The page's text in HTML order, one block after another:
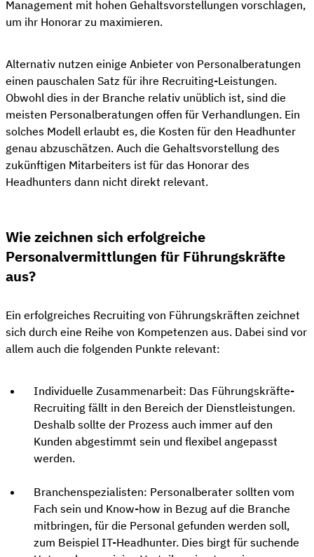
Management mit hohen Gehaltsvorstellungen vorschlagen,
um ihr Honorar zu maximieren.
Alternativ nutzen einige Anbieter von Personalberatungen
einen pauschalen Satz für ihre Recruiting-Leistungen.
Obwohl dies in der Branche relativ unüblich ist, sind die
meisten Personalberatungen offen für Verhandlungen. Ein
solches Modell erlaubt es, die Kosten für den Headhunter
genau abzuschätzen. Auch die Gehaltsvorstellung des
zukünftigen Mitarbeiters ist für das Honorar des
Headhunters dann nicht direkt relevant.
Wie zeichnen sich erfolgreiche
Personalvermittlungen für Führungskräfte
aus?
Ein erfolgreiches Recruiting von Führungskräften zeichnet
sich durch eine Reihe von Kompetenzen aus. Dabei sind vor
allem auch die folgenden Punkte relevant:
Individuelle Zusammenarbeit: Das Führungskräfte-
Recruiting fällt in den Bereich der Dienstleistungen.
Deshalb sollte der Prozess auch immer auf den
Kunden abgestimmt sein und flexibel angepasst
werden.
Branchenspezialisten: Personalberater sollten vom
Fach sein und Know-how in Bezug auf die Branche
mitbringen, für die Personal gefunden werden soll,
zum Beispiel IT-Headhunter. Dies birgt für suchende